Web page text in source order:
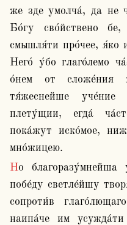
же зде умолча́, да не
Бо́гу сво́йствено
смышля́ти про́чее,
Него́ у́бо глаго́лемо
о́нем от сложе́ния
тя́жеснейше
плету́щии, егда́
пока́жут иско́мое,
мно́жицею.
Но благоразу́мнейша устроя́юще послу́шателя и
побе́ду светле́йшу
сопроти́в
наипа́че им усужда́ти